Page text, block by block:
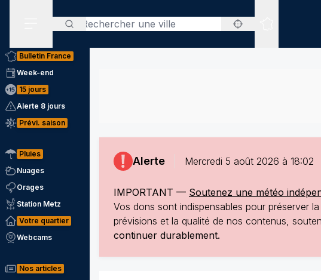
Rechercher
Sites
Bulletin France
Week-end
15 jours
Alerte 8 jours
Prévi. saison
Pluies
Nuages
Orages
Station Metz
Votre quartier
Webcams
Nos articles
Alerte Mercredi 5 août 2026 à 18:02
IMPORTANT — Soutenez une météo
Vos dons sont indispensables pour préserver
prévisions et la qualité de nos contenus,
continuer durablement.